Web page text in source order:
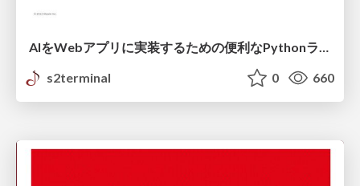
s2terminal
0 660